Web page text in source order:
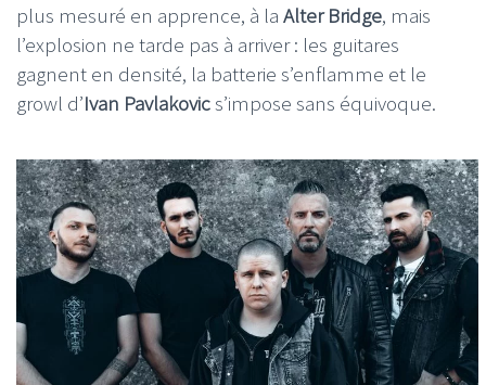
plus mesuré en apprence, à la Alter Bridge, mais
l’explosion ne tarde pas à arriver : les guitares
gagnent en densité, la batterie s’enflamme et le
growl d’Ivan Pavlakovics’impose sans équivoque.